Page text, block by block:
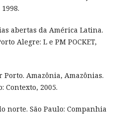
abertas da América Latina.
Alegre: L e PM POCKET,
Porto. Amazônia, Amazônias.
Contexto, 2005.
norte. São Paulo: Companhia